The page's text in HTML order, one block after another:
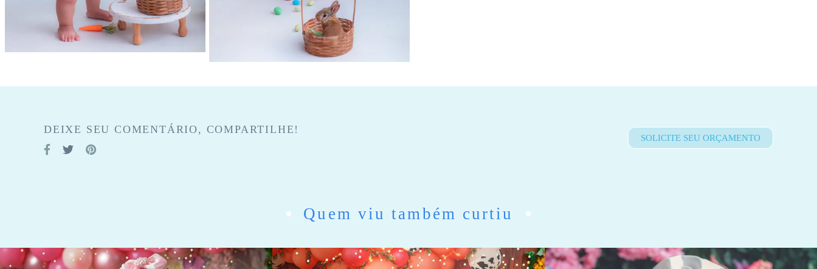
DEIXE SEU COMENTÁRIO, COMPARTILHE!
SOLICITE SEU ORÇAMENTO
Quem viu também curtiu